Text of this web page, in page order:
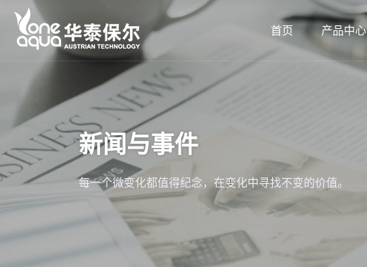
首页 产品中心
新闻与事件
每一个微变化都值得纪念，在变化中寻找不变的价值。